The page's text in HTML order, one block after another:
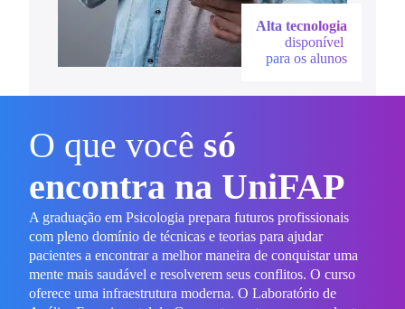
Alta tecnologia
disponível
para os alunos
O que você só
encontra na UniFAP
A graduação em Psicologia prepara futuros profissionais
com pleno domínio de técnicas e teorias para ajudar
pacientes a encontrar a melhor maneira de conquistar uma
mente mais saudável e resolverem seus conflitos. O curso
oferece uma infraestrutura moderna. O Laboratório de